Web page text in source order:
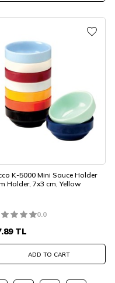
K-5000 Mini Sauce Holder
Holder, 7x3 cm, Yellow
0.0
TL
ADD TO CART